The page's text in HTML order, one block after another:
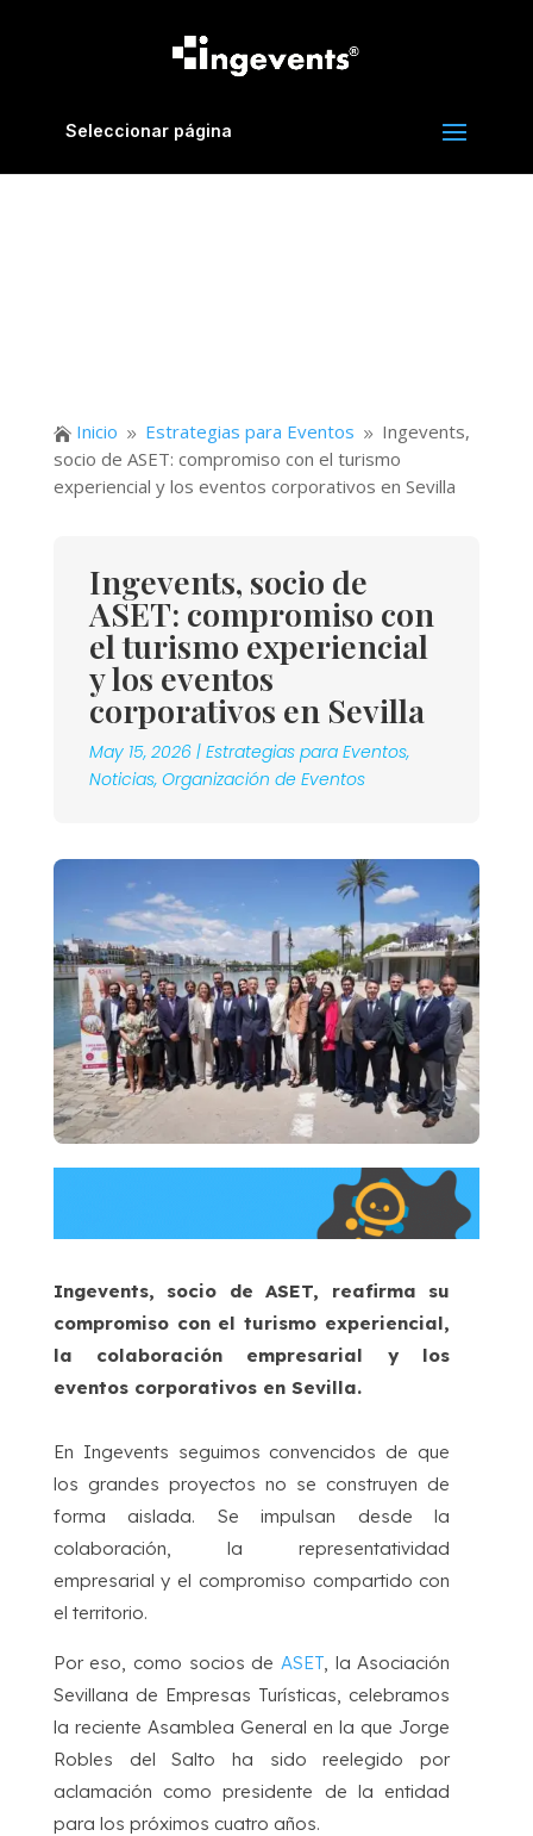
Seleccionar página
 Inicio 9 Estrategias para Eventos 9 Ingevents,
socio de ASET: compromiso con el turismo
experiencial y los eventos corporativos en Sevilla
Ingevents, socio de
ASET: compromiso con
el turismo experiencial
y los eventos
corporativos en Sevilla
May 15, 2026| Estrategias para Eventos,
Noticias, Organización de Eventos
Ingevents, socio de ASET, reafirma su
compromiso con el turismo experiencial,
la colaboración empresarial y los
eventos corporativos en Sevilla.
En Ingevents seguimos convencidos de que
los grandes proyectos no se construyen de
forma aislada. Se impulsan desde la
colaboración, la representatividad
empresarial y el compromiso compartido con
el territorio.
Por eso, como socios de ASET, la Asociación
Sevillana de Empresas Turísticas, celebramos
la reciente Asamblea General en la que Jorge
Robles del Salto ha sido reelegido por
aclamación como presidente de la entidad
para los próximos cuatro años.